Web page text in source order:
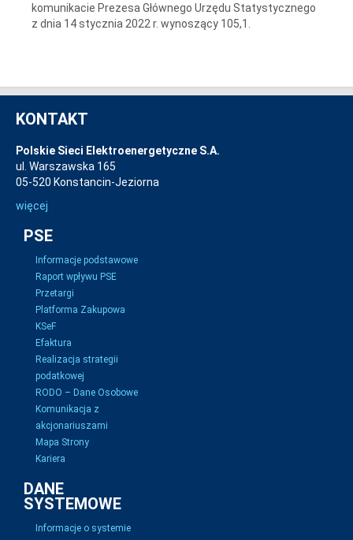
komunikacie Prezesa Głównego Urzędu Statystycznego
z dnia 14 stycznia 2022 r. wynoszący 105,1.
KONTAKT
Polskie Sieci Elektroenergetyczne S.A.
ul. Warszawska 165
05-520 Konstancin-Jeziorna
więcej
PSE
Informacje podstawowe
Raport wpływu PSE
Przetargi
Platforma Zakupowa
KSeF
Efaktura
Realizacja strategii
podatkowej
RODO – Dane Osobowe
Komunikacja z
akcjonariuszami
Mapa Strony
Kariera
DANE
SYSTEMOWE
Informacje o systemie